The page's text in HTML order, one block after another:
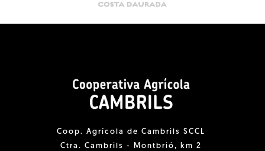
Coop. Agrícola de Cambrils SCCL
Ctra. Cambrils - Montbrió, km 2